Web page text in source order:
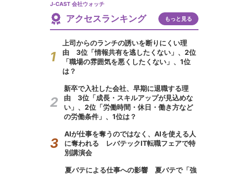
J-CAST 会社ウォッチ
アクセスランキング もっと見る
上司からのランチの誘いを断りにくい理
由 3位「情報共有を逃したくない」、2位
「職場の雰囲気を悪くしたくない」、1位
は？
新卒で入社した会社、早期に退職する理
由 3位「成長・スキルアップが見込めな
い」、2位「労働時間・休日・働き方など
の労働条件」、1位は？
AIが仕事を奪うのではなく、AIを使える人
に奪われる レバテックIT転職フェアで特
別講演会
夏バテによる仕事への影響 夏バテで「強